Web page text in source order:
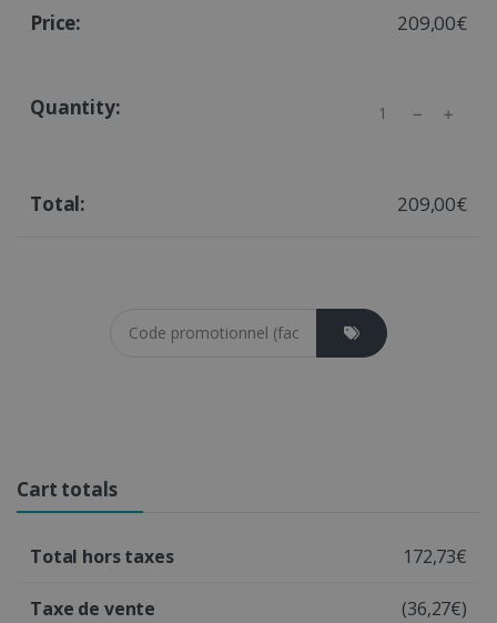
209,00€
Quantity
209,00€
Cart totals
Total hors taxes 172,73€
Taxe de vente (36,27€)